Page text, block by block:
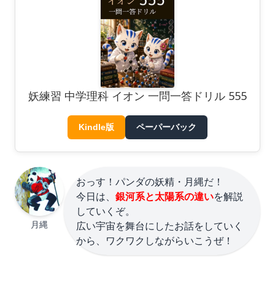
妖練習 中学理科 イオン 一問一答ドリル 555
Kindle版 ペーパーバック
月縄
おっす！パンダの妖精・月縄だ！
今日は、 銀河系と太陽系の違いを解説
していくぞ。
広い宇宙を舞台にしたお話をしていく
から、ワクワクしながらいこうぜ！